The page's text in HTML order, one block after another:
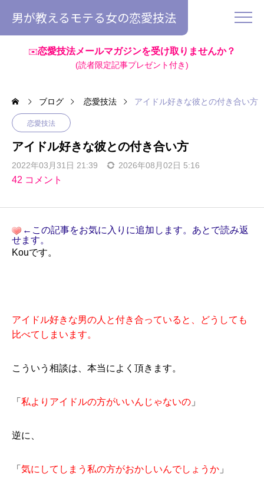
男が教えるモテる女の恋愛技法
✉️恋愛技法メールマガジンを受け取りませんか？
(読者限定記事プレゼント付き)
ブログ 恋愛技法 アイドル好きな彼との付き合い方
恋愛技法
アイドル好きな彼との付き合い方
2022年03月31日 21:39 2026年08月02日 5:16
42 コメント
←この記事をお気に入りに追加します。あとで読み返
せます。
Kouです。
アイドル好きな男の人と付き合っていると、どうしても
比べてしまいます。
こういう相談は、本当によく頂きます。
「 私よりアイドルの方がいいんじゃないの 」
逆に、
「 気にしてしまう私の方がおかしいんでしょうか 」